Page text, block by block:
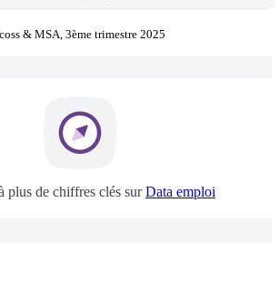
& MSA, 3ème trimestre 2025
plus de chiffres clés surData emploi